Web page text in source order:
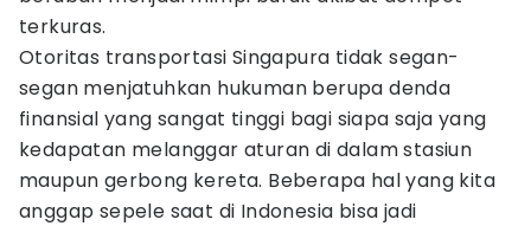
terkuras.
Otoritas transportasi Singapura tidak segan-
segan menjatuhkan hukuman berupa denda
finansial yang sangat tinggi bagi siapa saja yang
kedapatan melanggar aturan di dalam stasiun
maupun gerbong kereta. Beberapa hal yang kita
anggap sepele saat di Indonesia bisa jadi